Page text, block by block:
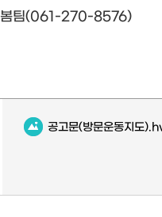
봄팀(061-270-8576)
공고문(방문운동지도